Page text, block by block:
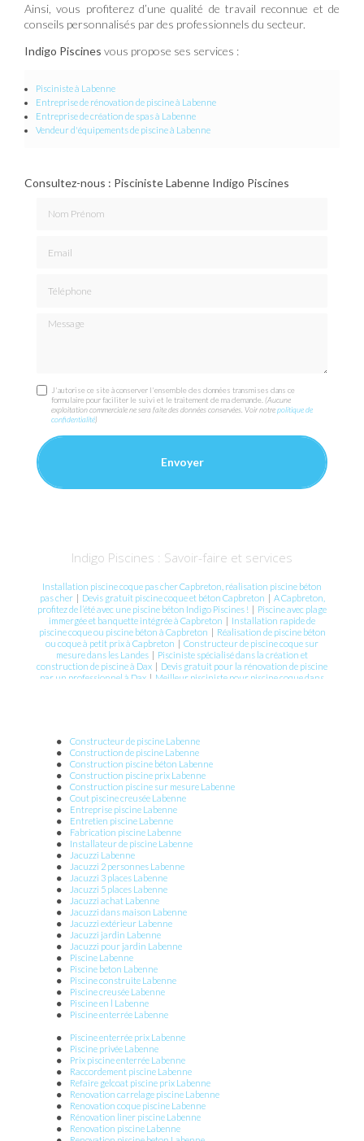
Ainsi, vous profiterez d’une qualité de travail reconnue et de
conseils personnalisés par des professionnels du secteur.
Indigo Piscines vous propose ses services :
Pisciniste à Labenne
Entreprise de rénovation de piscine à Labenne
Entreprise de création de spas à Labenne
Vendeur d'équipements de piscine à Labenne
Consultez-nous : Pisciniste Labenne Indigo Piscines
Message
J'autorise ce site à conserver l'ensemble des données transmises dans ce
formulaire pour faciliter le suivi et le traitement de ma demande.(Aucune
exploitation commerciale ne sera faite des données conservées. Voir notrepolitique de
confidentialité)
Indigo Piscines : Savoir-faire et services
Installation piscine coque pas cher Capbreton, réalisation piscine béton
pas cher| Devis gratuit piscine coque et béton Capbreton | A Capbreton,
profitez de l’été avec une piscine béton Indigo Piscines ! | Piscine avec plage
immergée et banquette intégrée à Capbreton | Installation rapide de
piscine coque ou piscine béton à Capbreton | Réalisation de piscine béton
ou coque à petit prix à Capbreton | Constructeur de piscine coque sur
mesure dans les Landes | Pisciniste spécialisé dans la création et
construction de piscine à Dax | Devis gratuit pour la rénovation de piscine
par un professionnel à Dax | Meilleur pisciniste pour piscine coque dans
Piscine coque polyester et piscine béton sur mesure à Capbreton
Entreprise spécialisée en piscine coque sur mesure à Capbreton
piscine de moins de 10 m² à Hossegor|Devis gratuit pour construction de
piscine coque et béton à Capbreton| Pisciniste pour conception et
installation de piscine à coque ou en béton chez un particulier à
Capbreton|Installation rapide de piscine coque à prix compétitif à
Capbreton
Constructeur de piscine Labenne
Construction de piscine Labenne
Construction piscine béton Labenne
Construction piscine prix Labenne
Construction piscine sur mesure Labenne
Cout piscine creusée Labenne
Entreprise piscine Labenne
Entretien piscine Labenne
Fabrication piscine Labenne
Installateur de piscine Labenne
Jacuzzi Labenne
Jacuzzi 2 personnes Labenne
Jacuzzi 3 places Labenne
Jacuzzi 5 places Labenne
Jacuzzi achat Labenne
Jacuzzi dans maison Labenne
Jacuzzi extérieur Labenne
Jacuzzi jardin Labenne
Jacuzzi pour jardin Labenne
Piscine Labenne
Piscine beton Labenne
Piscine construite Labenne
Piscine creusée Labenne
Piscine en l Labenne
Piscine enterrée Labenne
Piscine enterrée prix Labenne
Piscine privée Labenne
Prix piscine enterrée Labenne
Raccordement piscine Labenne
Refaire gelcoat piscine prix Labenne
Renovation carrelage piscine Labenne
Renovation coque piscine Labenne
Rénovation liner piscine Labenne
Renovation piscine Labenne